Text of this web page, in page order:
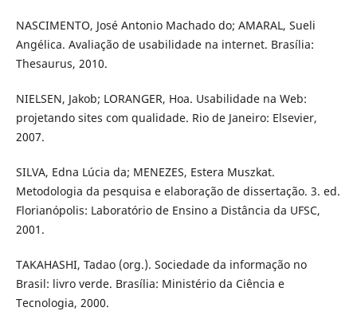
NASCIMENTO, José Antonio Machado do; AMARAL, Sueli
Angélica. Avaliação de usabilidade na internet. Brasília:
Thesaurus, 2010.
NIELSEN, Jakob; LORANGER, Hoa. Usabilidade na Web:
projetando sites com qualidade. Rio de Janeiro: Elsevier,
2007.
SILVA, Edna Lúcia da; MENEZES, Estera Muszkat.
Metodologia da pesquisa e elaboração de dissertação. 3. ed.
Florianópolis: Laboratório de Ensino a Distância da UFSC,
2001.
TAKAHASHI, Tadao (org.). Sociedade da informação no
Brasil: livro verde. Brasília: Ministério da Ciência e
Tecnologia, 2000.